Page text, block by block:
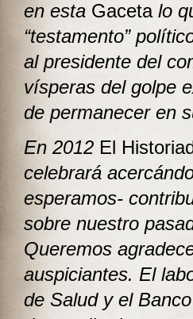
en esta Gacetalo
“testamento”
al presidente del
vísperas del golpe
de permanecer en
En 2012 El
celebrará
esperamos-
sobre nuestro
Queremos
auspiciantes. El
de Salud y el